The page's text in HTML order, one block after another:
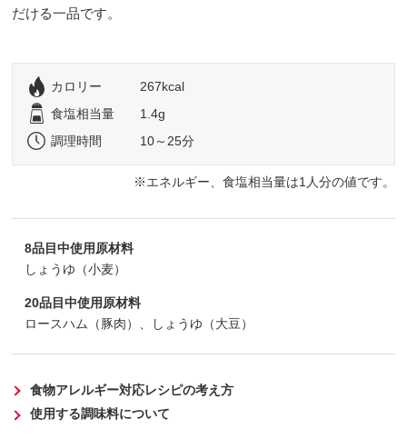
だける一品です。
カロリー
267kcal
食塩相当量
1.4g
調理時間
10～25分
エネルギー、食塩相当量は1人分の値です。
8品目中使用原材料
しょうゆ（小麦）
20品目中使用原材料
ロースハム（豚肉）、しょうゆ（大豆）
食物アレルギー対応レシピの考え方
使用する調味料について